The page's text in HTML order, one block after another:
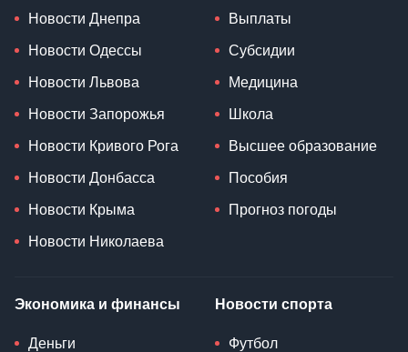
Новости Днепра
Новости Одессы
Новости Львова
Новости Запорожья
Новости Кривого Рога
Новости Донбасса
Новости Крыма
Новости Николаева
Выплаты
Субсидии
Медицина
Школа
Высшее образование
Пособия
Прогноз погоды
Экономика и финансы
Деньги
Новости спорта
Футбол